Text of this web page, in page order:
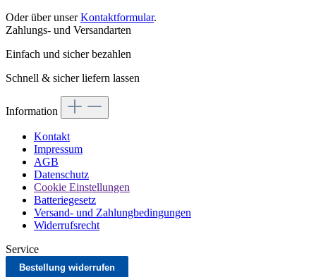
Oder über unserKontaktformular.
Zahlungs- und Versandarten
Einfach und sicher bezahlen
Schnell & sicher liefern lassen
Information
Kontakt
Impressum
AGB
Datenschutz
Cookie Einstellungen
Batteriegesetz
Versand- und Zahlungbedingungen
Widerrufsrecht
Service
Bestellung widerrufen